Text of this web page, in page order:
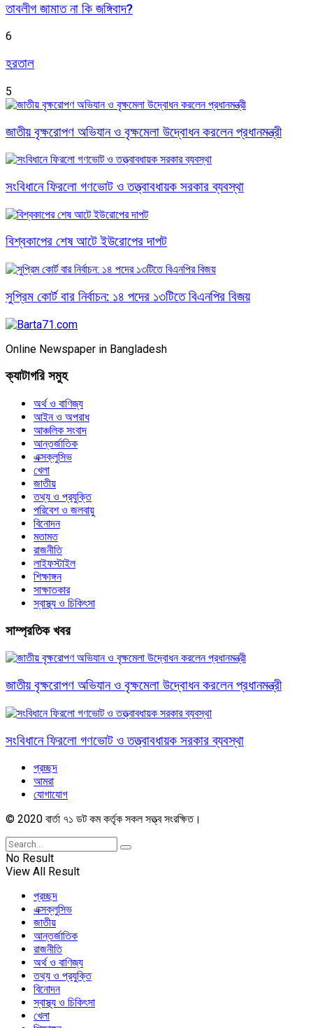
তাবলীগ জামাত না কি জঙ্গিবাদ?
6
হরতাল
5
জাতীয় বৃক্ষরোপণ অভিযান ও বৃক্ষমেলা উদ্বোধন করলেন প্রধানমন্ত্রী
সংবিধানে ফিরলো গণভোট ও তত্ত্বাবধায়ক সরকার ব্যবস্থা
বিশ্বকাপের শেষ আটে ইউরোপের দাপট
সুপ্রিম কোর্ট বার নির্বাচন: ১৪ পদের ১৩টিতে বিএনপির বিজয়
Online Newspaper in Bangladesh
ক্যাটাগরি সমুহ
অর্থ ও বাণিজ্য
আইন ও অপরাধ
আঞ্চলিক সংবাদ
আন্তর্জাতিক
এক্সক্লুসিভ
খেলা
জাতীয়
তথ্য ও প্রযুক্তি
পরিবেশ ও জলবায়ু
বিনোদন
মতামত
রাজনীতি
লাইফস্টাইল
শিক্ষাঙ্গন
সাক্ষাতকার
স্বাস্থ্য ও চিকিৎসা
সাম্প্রতিক খবর
জাতীয় বৃক্ষরোপণ অভিযান ও বৃক্ষমেলা উদ্বোধন করলেন প্রধানমন্ত্রী
সংবিধানে ফিরলো গণভোট ও তত্ত্বাবধায়ক সরকার ব্যবস্থা
প্রচ্ছদ
আমরা
যোগাযোগ
© 2020 বার্তা ৭১ ডট কম কর্তৃক সকল সত্ত্ব সংরক্ষিত।
No Result
View All Result
প্রচ্ছদ
এক্সক্লুসিভ
জাতীয়
আন্তর্জাতিক
রাজনীতি
অর্থ ও বাণিজ্য
তথ্য ও প্রযুক্তি
বিনোদন
স্বাস্থ্য ও চিকিৎসা
খেলা